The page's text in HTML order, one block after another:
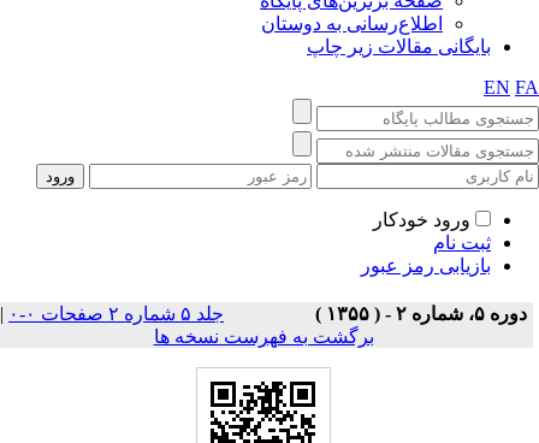
اطلاع‌رسانی به دوستان
بایگانی مقالات زیر چاپ
EN
ورود خودکار
ثبت نام
بازیابی رمز عبور
دوره ۵، شماره ۲ - ( ۱۳۵۵ ) جلد ۵ شماره ۲ صفحات ۰-۰
|
برگشت به فهرست نسخه ها